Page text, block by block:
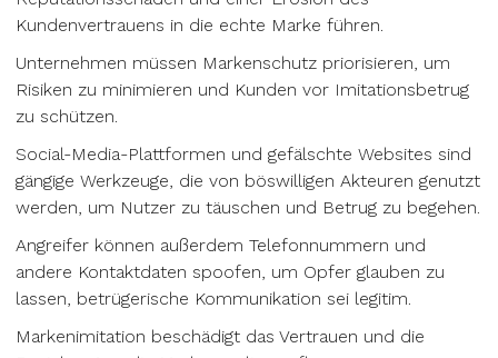
Kundenvertrauens in die echte Marke führen.
Unternehmen müssen Markenschutz priorisieren, um
Risiken zu minimieren und Kunden vor Imitationsbetrug
zu schützen.
Social-Media-Plattformen und gefälschte Websites sind
gängige Werkzeuge, die von böswilligen Akteuren genutzt
werden, um Nutzer zu täuschen und Betrug zu begehen.
Angreifer können außerdem Telefonnummern und
andere Kontaktdaten spoofen, um Opfer glauben zu
lassen, betrügerische Kommunikation sei legitim.
Markenimitation beschädigt das Vertrauen und die